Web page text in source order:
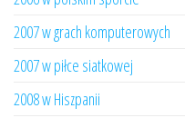
2007 w grach komputerowych
2007 w piłce siatkowej
2008 w Hiszpanii